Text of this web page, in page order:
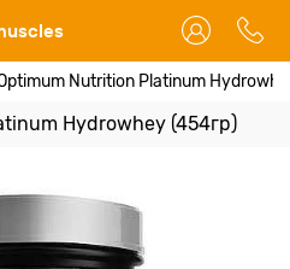
Nutrition Platinum
Hydrowhey (454гр)